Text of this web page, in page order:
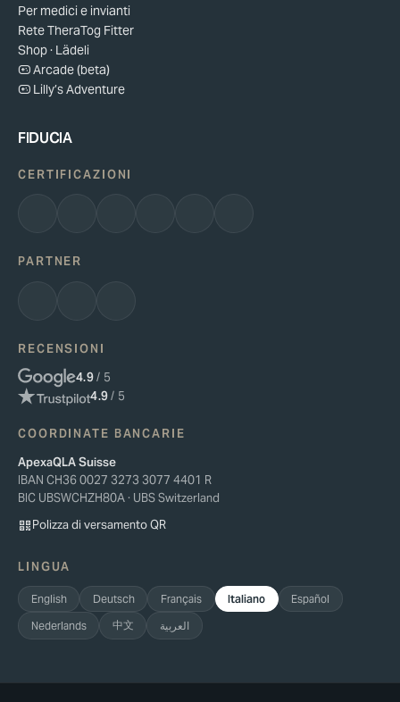
Per medici e invianti
Rete TheraTog Fitter
Shop · Lädeli
Arcade (beta)
Lilly’s Adventure
FIDUCIA
CERTIFICAZIONI
PARTNER
RECENSIONI
4.9/ 5
4.9/ 5
COORDINATE BANCARIE
ApexaQLA Suisse
IBAN CH36 0027 3273 3077 4401 R
BIC UBSWCHZH80A · UBS Switzerland
Polizza di versamento QR
LINGUA
English Deutsch Français Italiano Español
Nederlands 中文 العربية